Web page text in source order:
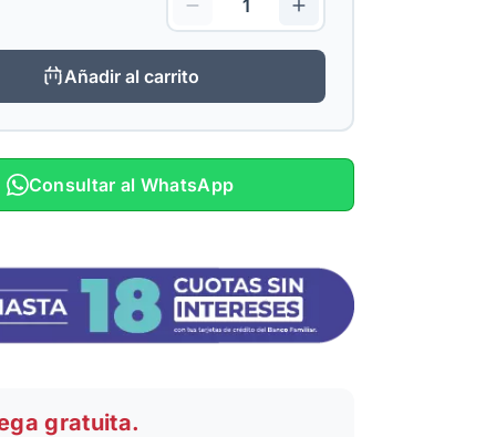
Añadir al carrito
Consultar al WhatsApp
gratuita.